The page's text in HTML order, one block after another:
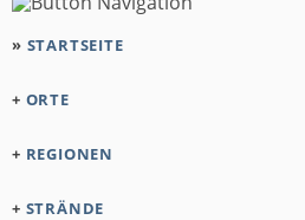
» STARTSEITE
+ ORTE
+ REGIONEN
+ STRÄNDE